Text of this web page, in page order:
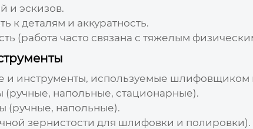
и эскизов.
к деталям и аккуратность.
(работа часто связана с тяжелым
и инструменты, используемые шлифовщиком
(ручные, напольные, стационарные).
(ручные, напольные).
зернистости для шлифовки и полировки).